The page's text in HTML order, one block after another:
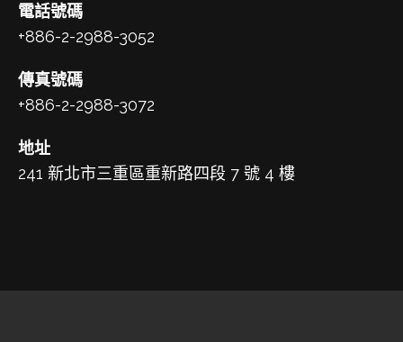
電話號碼
+886-2-2988-3052
傳真號碼
+886-2-2988-3072
地址
241 新北市三重區重新路四段 7 號 4 樓